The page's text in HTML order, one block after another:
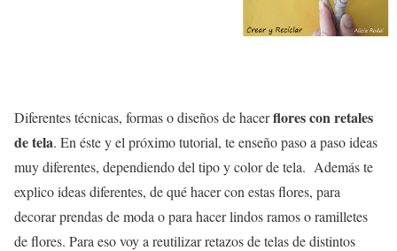
Diferentes técnicas, formas o diseños de hacerflores con retales
de tela. En éste y el próximo tutorial, te enseño paso a paso ideas
muy diferentes, dependiendo del tipo y color de tela. Además te
explico ideas diferentes, de qué hacer con estas flores, para
decorar prendas de moda o para hacer lindos ramos o ramilletes
de flores. Para eso voy a reutilizar retazos de telas de distintos